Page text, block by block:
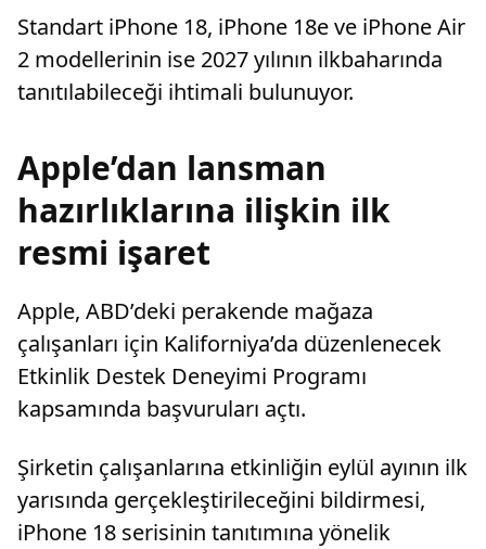
Standart iPhone 18, iPhone 18e ve iPhone Air
2 modellerinin ise 2027 yılının ilkbaharında
tanıtılabileceği ihtimali bulunuyor.
Apple’dan lansman
hazırlıklarına ilişkin ilk
resmi işaret
Apple, ABD’deki perakende mağaza
çalışanları için Kaliforniya’da düzenlenecek
Etkinlik Destek Deneyimi Programı
kapsamında başvuruları açtı.
Şirketin çalışanlarına etkinliğin eylül ayının ilk
yarısında gerçekleştirileceğini bildirmesi,
iPhone 18 serisinin tanıtımına yönelik